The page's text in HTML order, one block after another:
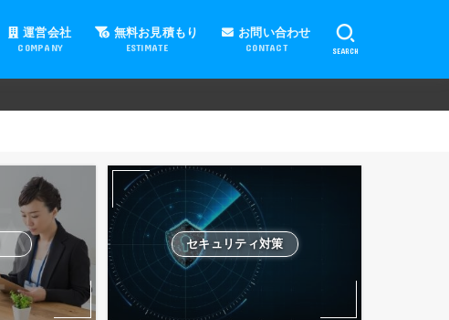
運営会社
COMPANY
無料お見積もり
ESTIMATE
お問い合わせ
CONTACT SEARCH
セキュリティ対策